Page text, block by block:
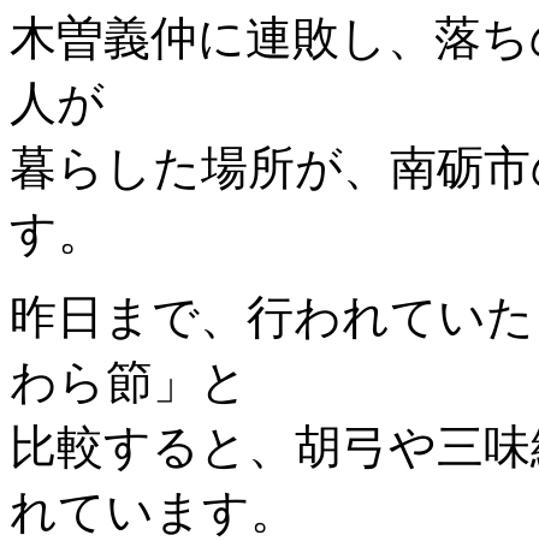
木曽義仲に連敗し、落
人が
暮らした場所が、南砺
す。
昨日まで、行われてい
わら節」と
比較すると、胡弓や三
れています。